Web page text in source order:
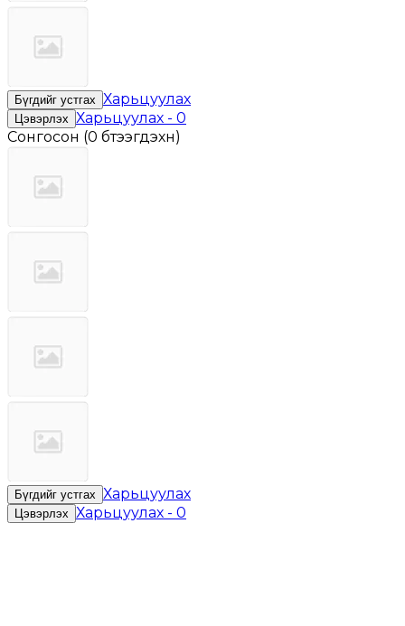
Бүгдийг устгах Харьцуулах
Цэвэрлэх Харьцуулах - 0
Сонгосон (0 бүтээгдэхүүн)
Бүгдийг устгах Харьцуулах
Цэвэрлэх Харьцуулах - 0